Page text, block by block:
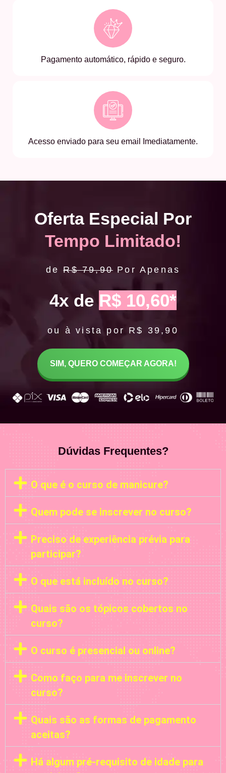
Pagamento automático, rápido e seguro.
Acesso enviado para seu email Imediatamente.
Oferta Especial Por
Tempo Limitado!
deR$ 79,90 Por Apenas
4x de R$ 10,60*
ou à vista por R$ 39,90
SIM, QUERO COMEÇAR AGORA!
Dúvidas Frequentes?
O que é o curso de manicure?
Quem pode se inscrever no curso?
Preciso de experiência prévia para
participar?
O que está incluído no curso?
Quais são os tópicos cobertos no
curso?
O curso é presencial ou online?
Como faço para me inscrever no
curso?
Quais são as formas de pagamento
aceitas?
Há algum pré-requisito de idade para